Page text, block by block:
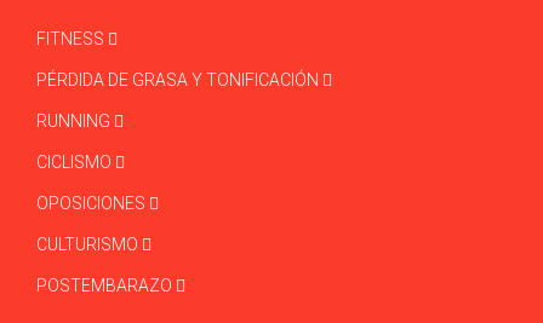
FITNESS
PÉRDIDA DE GRASA Y TONIFICACIÓN
RUNNING
CICLISMO
OPOSICIONES
CULTURISMO
POSTEMBARAZO